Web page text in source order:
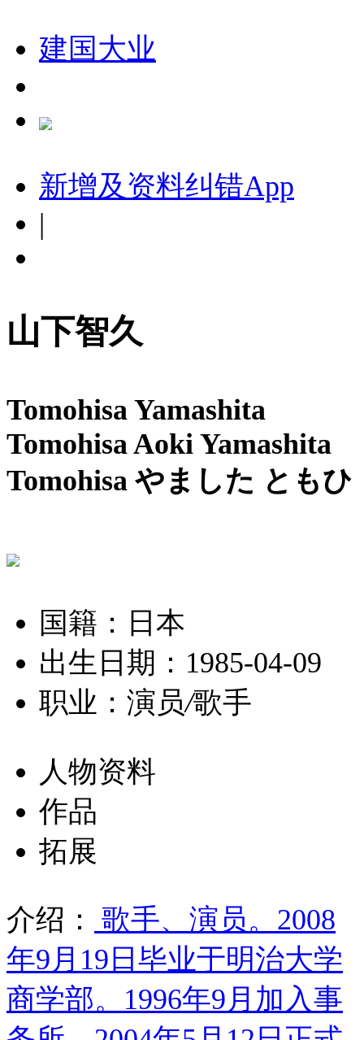
建国大业
新增及资料纠错App
|
山下智久
Tomohisa Yamashita
Tomohisa Aoki Yamashita
Tomohisa やました ともひ
国籍：日本
出生日期：1985-04-09
职业：演员/歌手
人物资料
作品
拓展
介绍：
歌手、演员。2008
年9月19日毕业于明治大学
商学部。1996年9月加入事